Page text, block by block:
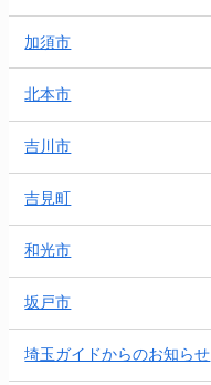
加須市
北本市
吉川市
吉見町
和光市
坂戸市
埼玉ガイドからのお知らせ